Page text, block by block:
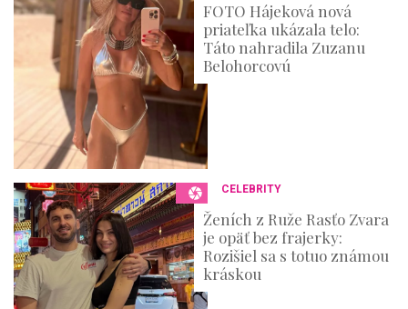
FOTO Hájeková nová
priateľka ukázala telo:
Táto nahradila Zuzanu
Belohorcovú
CELEBRITY
Ženích z Ruže Rasťo Zvara
je opäť bez frajerky:
Rozišiel sa s totuo známou
kráskou